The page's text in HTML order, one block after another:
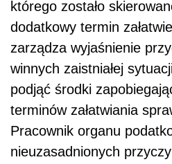
którego zostało
dodatkowy termin
zarządza wyjaśnienie
winnych zaistniałej
podjąć środki
terminów załatwiania
Pracownik organu
nieuzasadnionych